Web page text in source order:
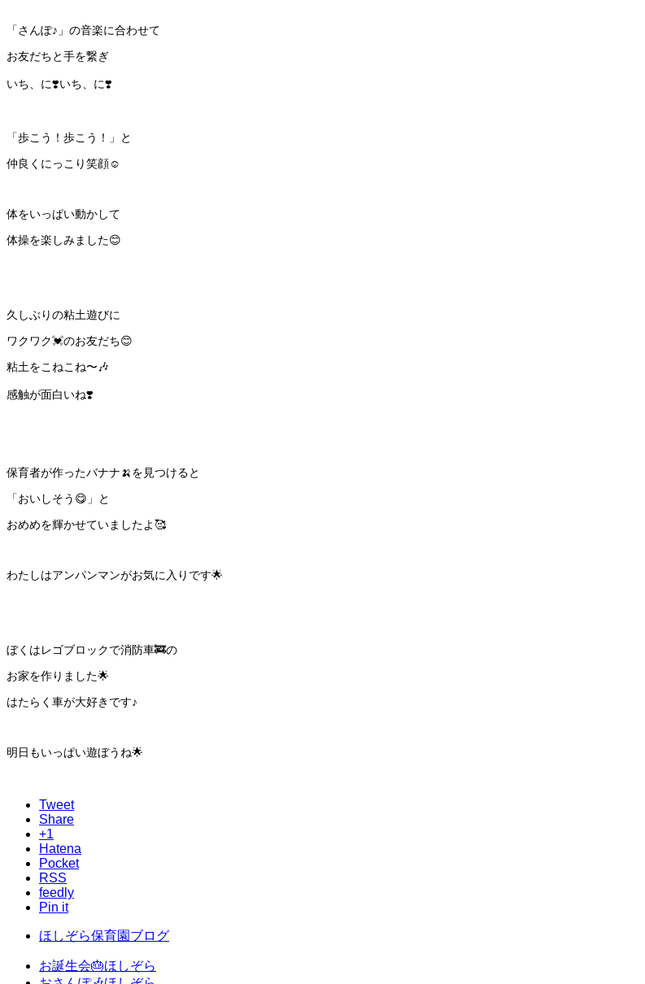
「さんぽ♪」の音楽に合わせて
お友だちと手を繋ぎ
いち、に❣️いち、に❣️
「歩こう！歩こう！」と
仲良くにっこり笑顔☺️
体をいっぱい動かして
体操を楽しみました😊
久しぶりの粘土遊びに
ワクワク💓のお友だち😊
粘土をこねこね〜🎶
感触が面白いね❣️
保育者が作ったバナナ🍌を見つけると
「おいしそう😋」と
おめめを輝かせていましたよ🥰
わたしはアンパンマンがお気に入りです🌟
ぼくはレゴブロックで消防車🚒の
お家を作りました🌟
はたらく車が大好きです♪
明日もいっぱい遊ぼうね🌟
Tweet
Share
+1
Hatena
Pocket
RSS
feedly
Pin it
ほしぞら保育園ブログ
お誕生会🎂ほしぞら